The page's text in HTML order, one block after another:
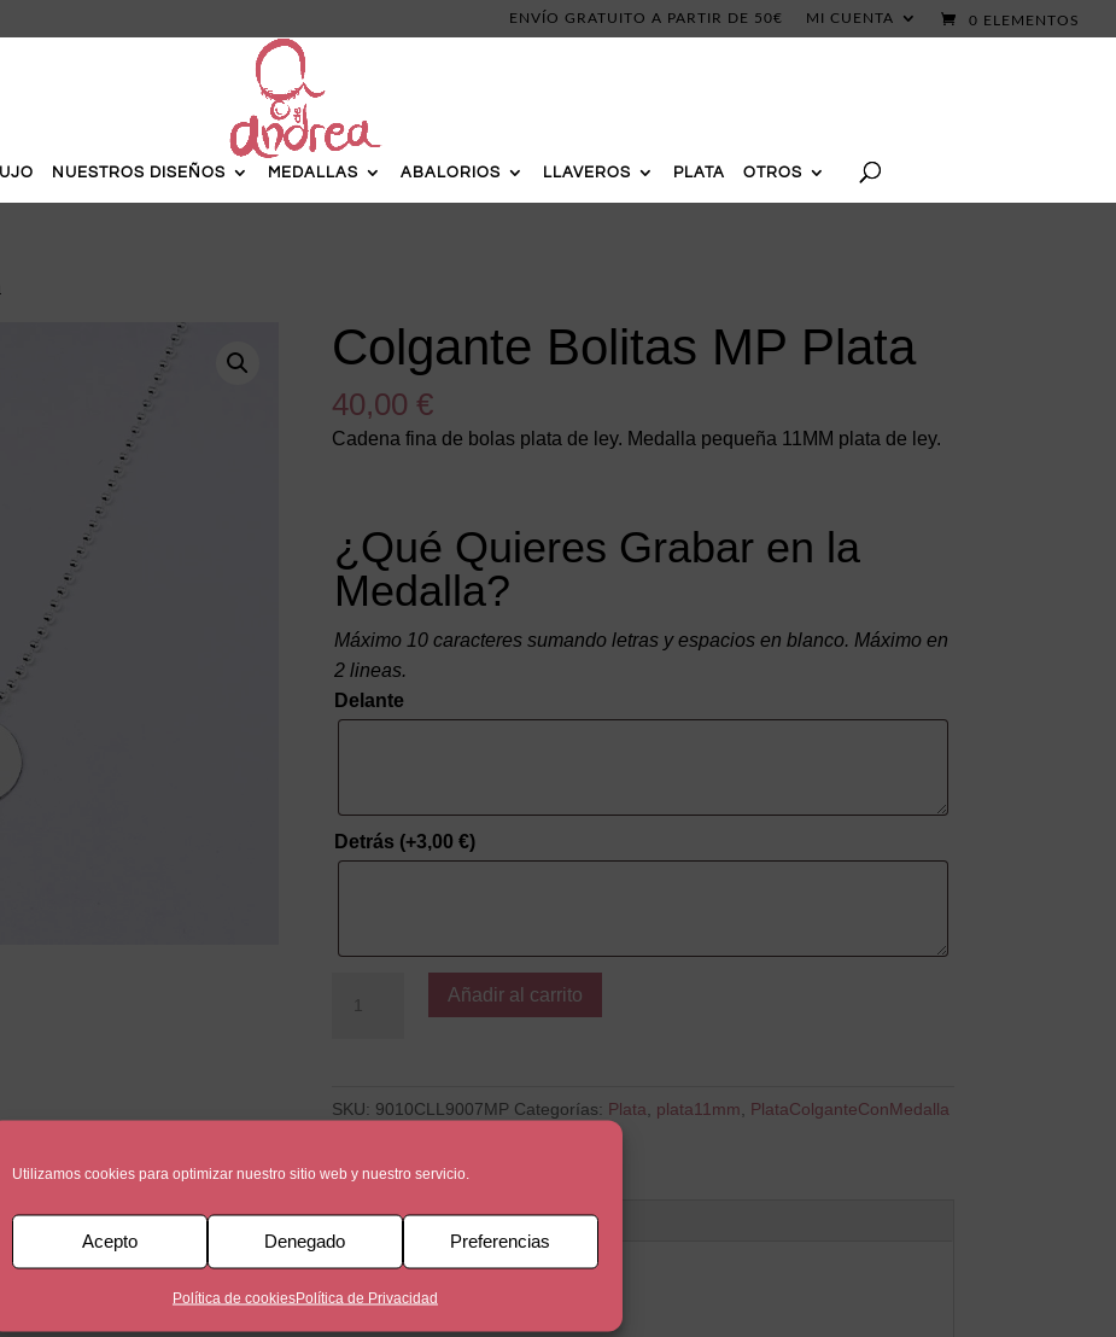
Utilizamos cookies para optimizar nuestro sitio web y nuestro servicio.
Acepto Denegado Preferencias
Política de cookiesPolítica de Privacidad
ENVÍO GRATUITO A PARTIR DE 50€ MI CUENTA 0 ELEMENTOS
NUESTROS DISEÑOS MEDALLAS ABALORIOS LLAVEROS PLATA OTROS
Colgante Bolitas MP Plata
40,00 €
Cadena fina de bolas plata de ley. Medalla pequeña 11MM plata de ley.
¿Qué Quieres Grabar en la
Medalla?
Máximo 10 caracteres sumando letras y espacios en blanco. Máximo en
2 lineas.
Delante
Detrás (+3,00 €)
Bolitas
cantidad
Añadir al carrito
SKU: 9010CLL9007MP Categorías: Plata plata11mm PlataColganteConMedalla